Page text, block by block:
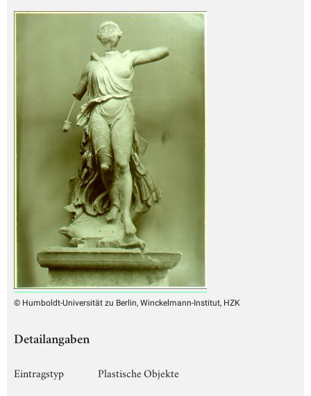
© Humboldt-Universität zu Berlin, Winckelmann-Institut, HZK
Detailangaben
Eintragstyp
Plastische Objekte